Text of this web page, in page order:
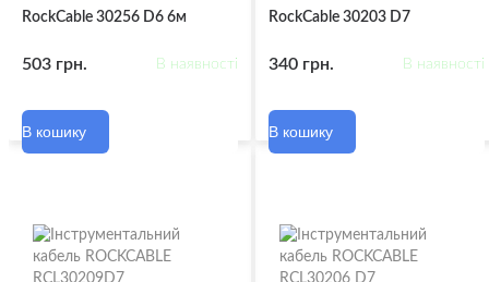
RockCable 30256 D6 6м
503 грн. В наявності
В кошику
RockCable 30203 D7
340 грн. В наявності
В кошику